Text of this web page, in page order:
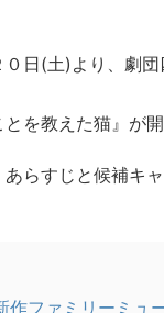
０日(土)より、劇
とを教えた猫』が開
らすじと候補キ
作ファミリーミュ